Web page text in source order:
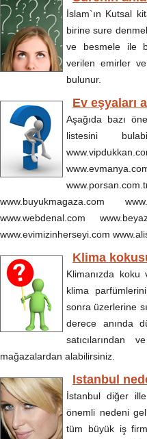
İslam`ın Kutsal
birine sure
ve besmele ile
verilen emirler
bulunur.
Ev eşyaları
Aşağıda bazı
listesini
www.buyukmagaza.com
www.webdenal.com
www.evimizinherseyi.com
Klima
Klimanızda
klima
sonra üzerlerine
derece anında
satıcılarından
mağazalardan alabilirsiniz.
Istanbul
İstanbul diğer
önemli nedeni
tüm büyük iş